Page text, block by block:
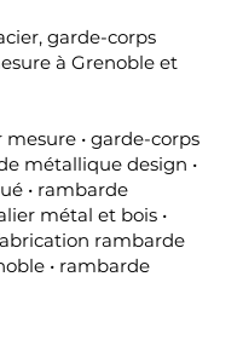
garde-corps
à Grenoble et
• garde-corps
métallique design •
• rambarde
métal et bois •
rambarde
• rambarde